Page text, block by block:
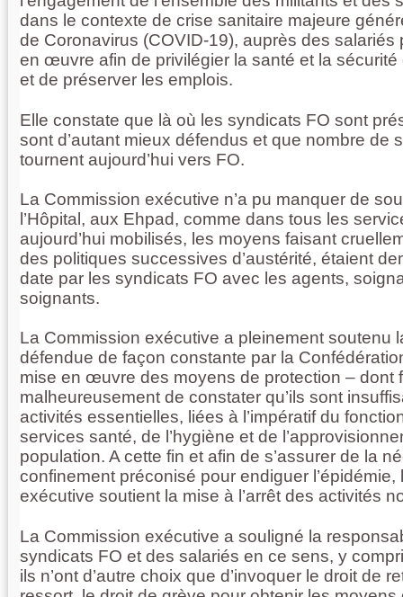
dans le contexte de crise sanitaire majeure
de Coronavirus (COVID-19), auprès des salariés
en œuvre afin de privilégier la santé et la sécurité
et de préserver les emplois.
Elle constate que là où les syndicats FO sont
sont d’autant mieux défendus et que nombre de
tournent aujourd’hui vers FO.
La Commission exécutive n’a pu manquer de
l’Hôpital, aux Ehpad, comme dans tous les
aujourd’hui mobilisés, les moyens faisant
des politiques successives d’austérité, étaient
date par les syndicats FO avec les agents,
soignants.
La Commission exécutive a pleinement soutenu
défendue de façon constante par la
mise en œuvre des moyens de protection – dont
malheureusement de constater qu’ils sont
activités essentielles, liées à l’impératif du
services santé, de l’hygiène et de
population. A cette fin et afin de s’assurer de la
confinement préconisé pour endiguer l’épidémie,
exécutive soutient la mise à l’arrêt des activités
La Commission exécutive a souligné la
syndicats FO et des salariés en ce sens, y
ils n’ont d’autre choix que d’invoquer le droit de